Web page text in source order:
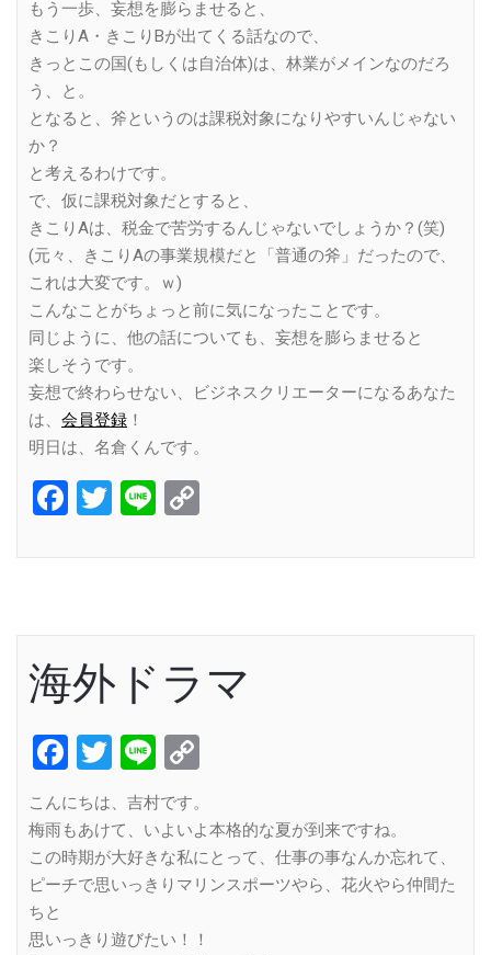
もう一歩、妄想を膨らませると、
きこりA・きこりBが出てくる話なので、
きっとこの国(もしくは自治体)は、林業がメインなのだろ
う、と。
となると、斧というのは課税対象になりやすいんじゃない
か？
と考えるわけです。
で、仮に課税対象だとすると、
きこりAは、税金で苦労するんじゃないでしょうか？(笑)
(元々、きこりAの事業規模だと「普通の斧」だったので、
これは大変です。ｗ)
こんなことがちょっと前に気になったことです。
同じように、他の話についても、妄想を膨らませると
楽しそうです。
妄想で終わらせない、ビジネスクリエーターになるあなた
は、 会員登録 ！
明日は、名倉くんです。
Facebook
Twitter
Line
海外ドラマ
Facebook
Twitter
Line
こんにちは、吉村です。
梅雨もあけて、いよいよ本格的な夏が到来ですね。
この時期が大好きな私にとって、仕事の事なんか忘れて、
ピーチで思いっきりマリンスポーツやら、花火やら仲間た
ちと
思いっきり遊びたい！！